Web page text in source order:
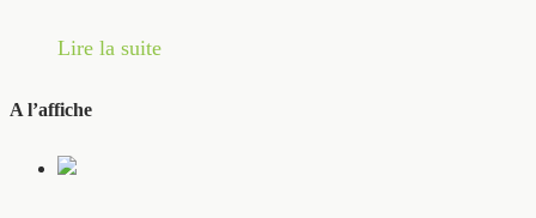
Lire la suite
A l’affiche